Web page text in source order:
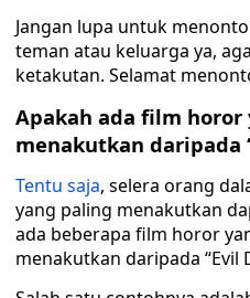
Jangan lupa untuk
teman atau keluarga ya,
ketakutan. Selamat
Apakah ada film horor
menakutkan daripada
Tentu saja, selera orang
yang paling menakutkan
ada beberapa film horor
menakutkan daripada “Evil